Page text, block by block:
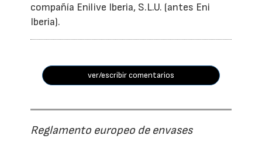
compañía Enilive Iberia, S.L.U. (antes Eni
Iberia).
ver/escribir comentarios
Reglamento europeo de envases